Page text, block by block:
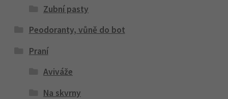
Zubní pasty
Peodoranty, vůně do bot
Praní
Aviváže
Na skvrny